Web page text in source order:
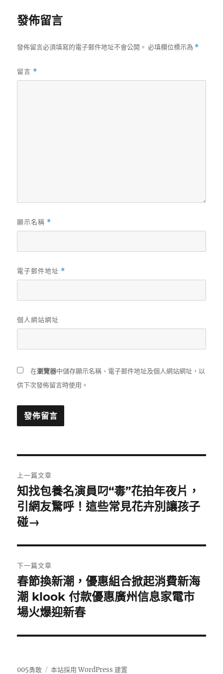
發佈留言
發佈留言必須填寫的電子郵件地址不會公開。 必填欄位標示為 *
留言 *
顯示名稱 *
電子郵件地址 *
個人網站網址
在瀏覽器中儲存顯示名稱、電子郵件地址及個人網站網址，以
供下次發佈留言時使用。
章
導
覽
上一篇文章
上
一
篇
章:
知找包養名演員叼“毒”花拍年夜片，
引網友驚呼！這些常見花卉別讓孩子
碰→
下一篇文章
下
一
篇
章:
春節換新潮，優惠組合掀起消費新海
潮 klook 付款優惠廣州信息家電市
場火爆迎新春
005勇敢 本站採用 WordPress 建置